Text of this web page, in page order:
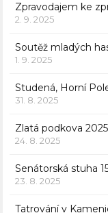
Zpravodajem ke
2. 9. 2025
Soutěž mladých
1. 9. 2025
Studená, Horní
31. 8. 2025
Zlatá podkova
24. 8. 2025
Senátorská stuha
23. 8. 2025
Tatrování v